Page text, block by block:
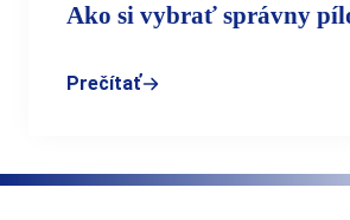
Ako si vybrať správny
Prečítať